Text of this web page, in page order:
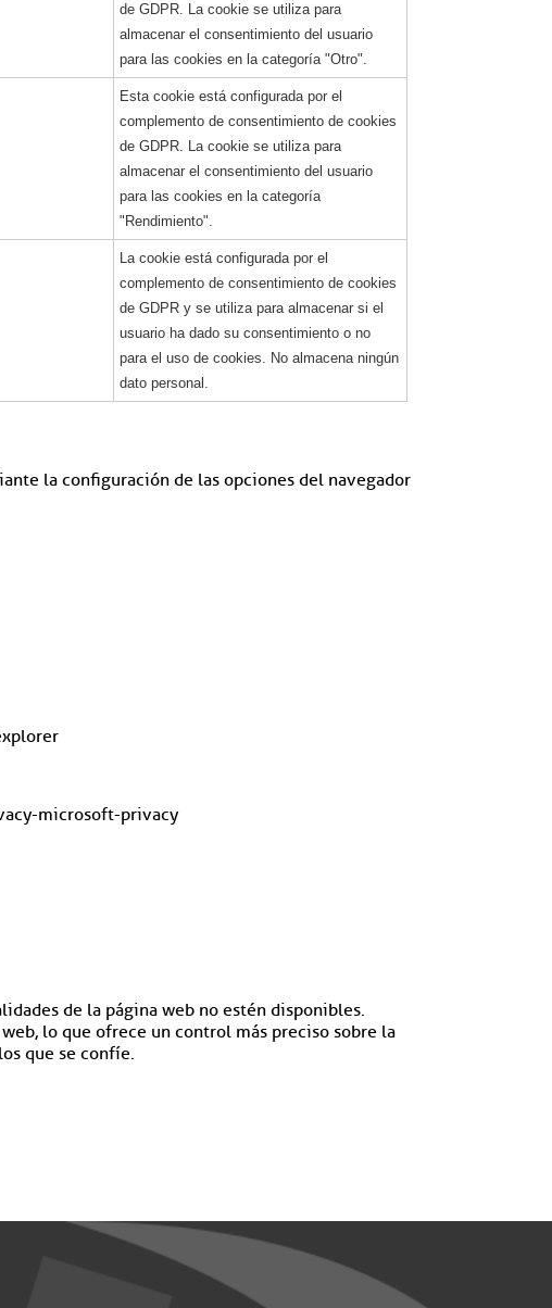
de GDPR. La cookie se utiliza para
almacenar el consentimiento del usuario
para las cookies en la categoría "Otro".
Esta cookie está configurada por el
complemento de consentimiento de cookies
de GDPR. La cookie se utiliza para
almacenar el consentimiento del usuario
para las cookies en la categoría
"Rendimiento".
La cookie está configurada por el
complemento de consentimiento de cookies
de GDPR y se utiliza para almacenar si el
usuario ha dado su consentimiento o no
para el uso de cookies. No almacena ningún
dato personal.
la configuración de las opciones del navegador
microsoft-privacy
de la página web no estén disponibles.
lo que ofrece un control más preciso sobre la
que se confíe.